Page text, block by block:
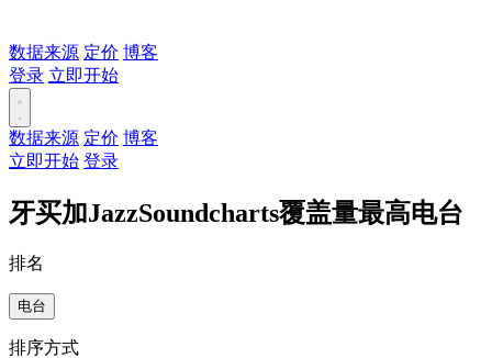
数据来源 定价 博客
登录 立即开始
数据来源 定价 博客
立即开始 登录
牙买加JazzSoundcharts覆盖量最高电台
排名
电台
排序方式